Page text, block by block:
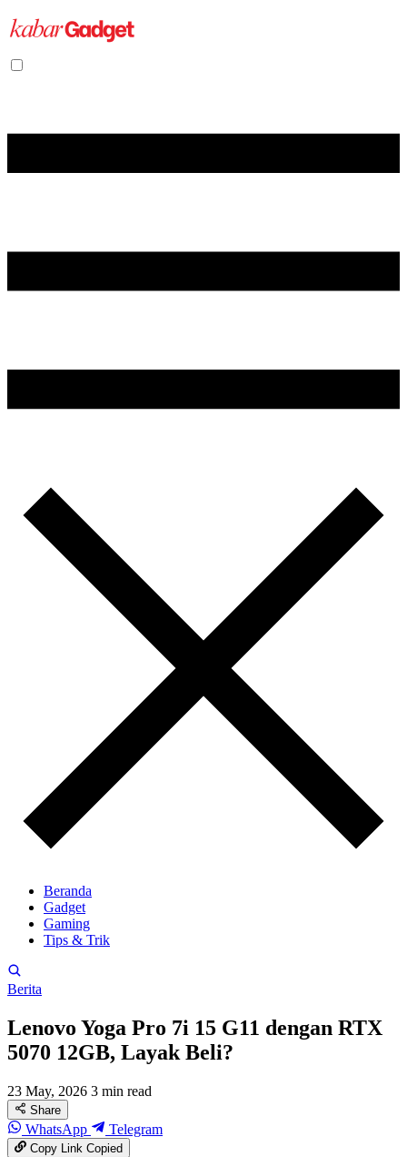
Beranda
Gadget
Gaming
Tips & Trik
Berita
Lenovo Yoga Pro 7i 15 G11 dengan RTX
5070 12GB, Layak Beli?
23 May, 2026 3 min read
Share
WhatsApp Telegram
Copy LinkCopied